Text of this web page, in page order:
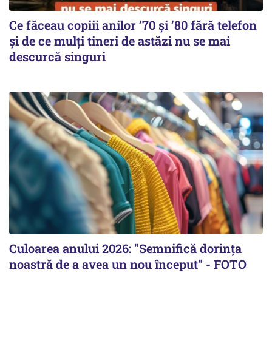
Ce făceau copiii anilor ’70 și ’80 fără telefon
și de ce mulți tineri de astăzi nu se mai
descurcă singuri
Culoarea anului 2026: "Semnifică dorința
noastră de a avea un nou început" - FOTO